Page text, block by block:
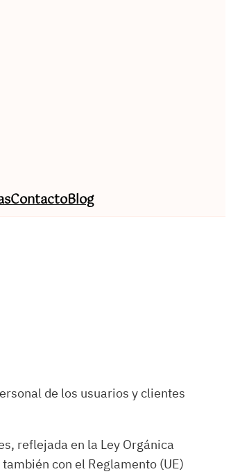
ContactoBlog
de los usuarios y clientes
reflejada en la Ley Orgánica
con el Reglamento (UE)